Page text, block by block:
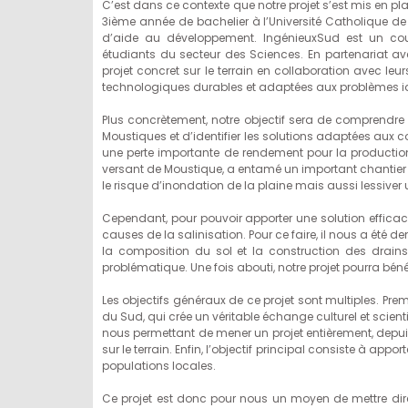
C’est dans ce contexte que notre projet s’est mis en
3ième année de bachelier à l’Université Catholique
d’aide au développement. IngénieuxSud est un
étudiants du secteur des Sciences. En partenariat
projet concret sur le terrain en collaboration avec
technologiques durables et adaptées aux problèmes
Plus concrètement, notre objectif sera de
Moustiques et d’identifier les solutions adaptées aux
une perte importante de rendement pour la
versant de Moustique, a entamé un important
le risque d’inondation de la plaine mais aussi lessiver
Cependant, pour pouvoir apporter une solution
causes de la salinisation. Pour ce faire, il nous a été
la composition du sol et la construction des
problématique. Une fois abouti, notre projet pourra
Les objectifs généraux de ce projet sont multiples.
du Sud, qui crée un véritable échange culturel et
nous permettant de mener un projet entièrement,
sur le terrain. Enfin, l’objectif principal consiste à
populations locales.
Ce projet est donc pour nous un moyen de mettre